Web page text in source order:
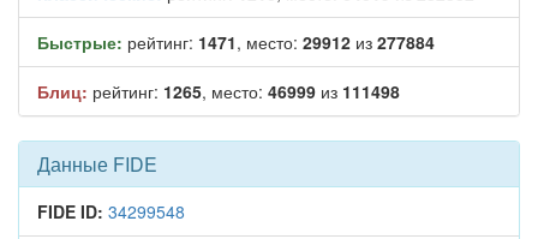
Быстрые: рейтинг: 1471, место: 29912 из 277884
Блиц: рейтинг: 1265, место: 46999 из 111498
Данные FIDE
FIDE ID: 34299548